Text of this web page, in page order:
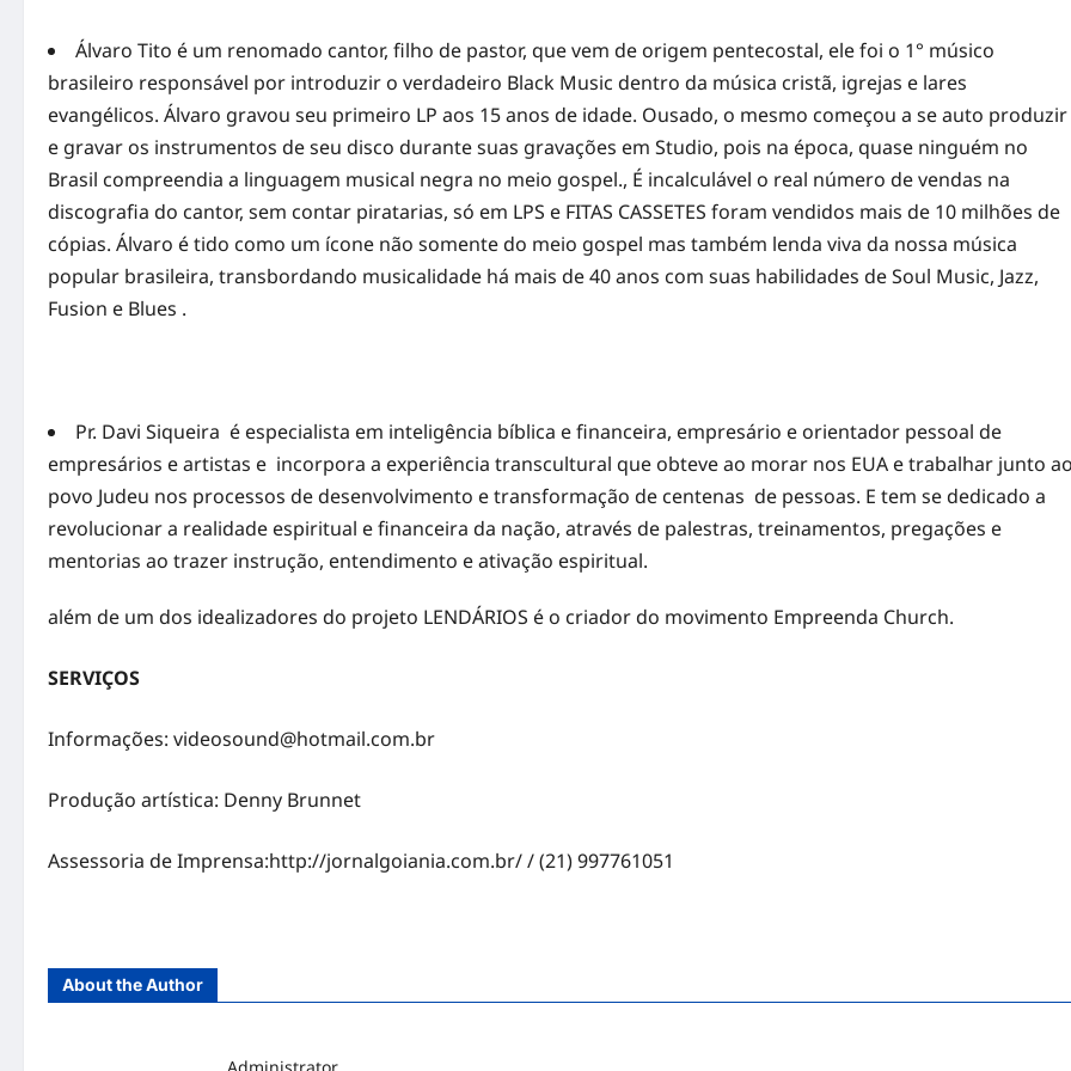
Álvaro Tito é um renomado cantor, filho de pastor, que vem de origem pentecostal, ele foi o 1° músico
brasileiro responsável por introduzir o verdadeiro Black Music dentro da música cristã, igrejas e lares
evangélicos. Álvaro gravou seu primeiro LP aos 15 anos de idade. Ousado, o mesmo começou a se auto produzir
e gravar os instrumentos de seu disco durante suas gravações em Studio, pois na época, quase ninguém no
Brasil compreendia a linguagem musical negra no meio gospel., É incalculável o real número de vendas na
discografia do cantor, sem contar piratarias, só em LPS e FITAS CASSETES foram vendidos mais de 10 milhões de
cópias. Álvaro é tido como um ícone não somente do meio gospel mas também lenda viva da nossa música
popular brasileira, transbordando musicalidade há mais de 40 anos com suas habilidades de Soul Music, Jazz,
Fusion e Blues .
Pr. Davi Siqueira é especialista em inteligência bíblica e financeira, empresário e orientador pessoal de
empresários e artistas e incorpora a experiência transcultural que obteve ao morar nos EUA e trabalhar junto
povo Judeu nos processos de desenvolvimento e transformação de centenas de pessoas. E tem se dedicado a
revolucionar a realidade espiritual e financeira da nação, através de palestras, treinamentos, pregações e
mentorias ao trazer instrução, entendimento e ativação espiritual.
além de um dos idealizadores do projeto LENDÁRIOS é o criador do movimento Empreenda Church.
SERVIÇOS
Informações: videosound@hotmail.com.br
Produção artística: Denny Brunnet
Assessoria de Imprensa:http://jornalgoiania.com.br// (21) 997761051
About the Author
Administrator